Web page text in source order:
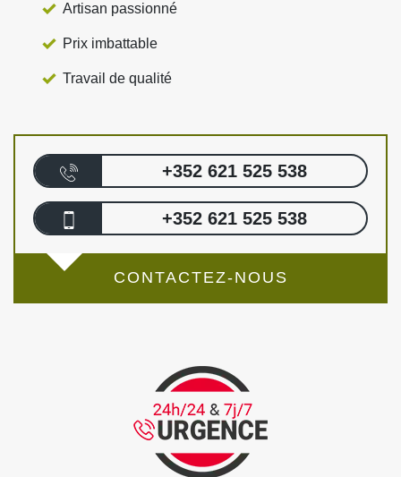
Artisan passionné
Prix imbattable
Travail de qualité
+352 621 525 538
+352 621 525 538
CONTACTEZ-NOUS